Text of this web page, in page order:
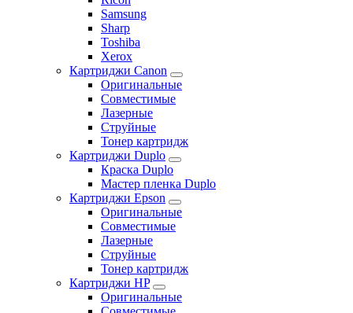
Samsung
Sharp
Toshiba
Xerox
Картриджи Canon
Оригинальные
Совместимые
Лазерные
Струйные
Тонер картридж
Картриджи Duplo
Краска Duplo
Мастер пленка Duplo
Картриджи Epson
Оригинальные
Совместимые
Лазерные
Струйные
Тонер картридж
Картриджи HP
Оригинальные